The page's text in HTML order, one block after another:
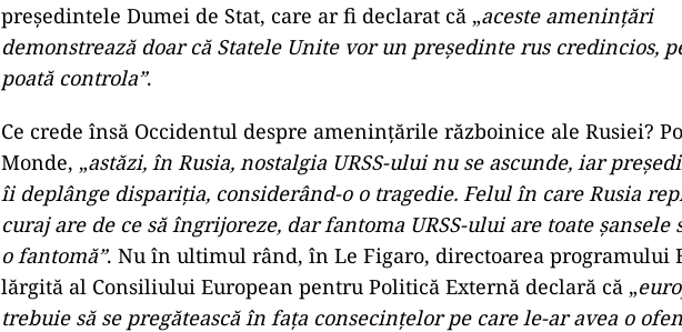
președintele Dumei de Stat, care ar fi declarat că „aceste amenințări
demonstrează doar că Statele Unite vor un președinte rus credincios,
poată controla”.
Ce crede însă Occidentul despre amenințările războinice ale Rusiei?
Monde, „astăzi, în Rusia, nostalgia URSS-ului nu se ascunde, iar
îi deplânge dispariția, considerând-o o tragedie. Felul în care Rusia
curaj are de ce să îngrijoreze, dar fantoma URSS-ului are toate șansele
o fantomă”. Nu în ultimul rând, în Le Figaro, directoarea programului
lărgită al Consiliului European pentru Politică Externă declară că „
trebuie să se pregătească în fața consecințelor pe care le-ar avea o